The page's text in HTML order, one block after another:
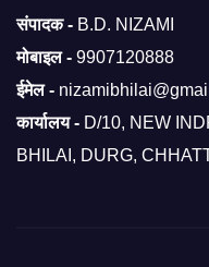
संपादक - B.D. NIZAMI
मोबाइल - 9907120888
ईमेल -
कार्यालय - D/10, NEW
BHILAI, DURG,